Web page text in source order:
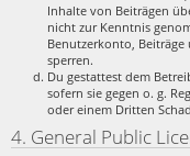
Inhalte von Beiträgen
nicht zur Kenntnis
Benutzerkonto,
sperren.
Du gestattest dem
sofern sie gegen o. g.
oder einem Dritten
4. General Public